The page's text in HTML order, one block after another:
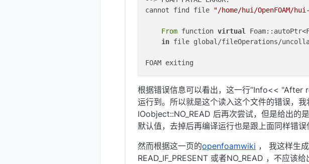
cannot find file
"/home/hui/OpenFOAM/
From function virtual
in file global/fileOperations/
根据错误信息可以看出，这一行“Info<<
运行到。所以就是这个读入这个文件的错误，我
IOobject::NO_READ 后再次尝试，但是给出的
默认值，去掉后再编译运行也是跟上面同样错误
然而根据这一页的openfoamwiki ， 我这样生
READ_IF_PRESENT 或者NO_READ ，不应该